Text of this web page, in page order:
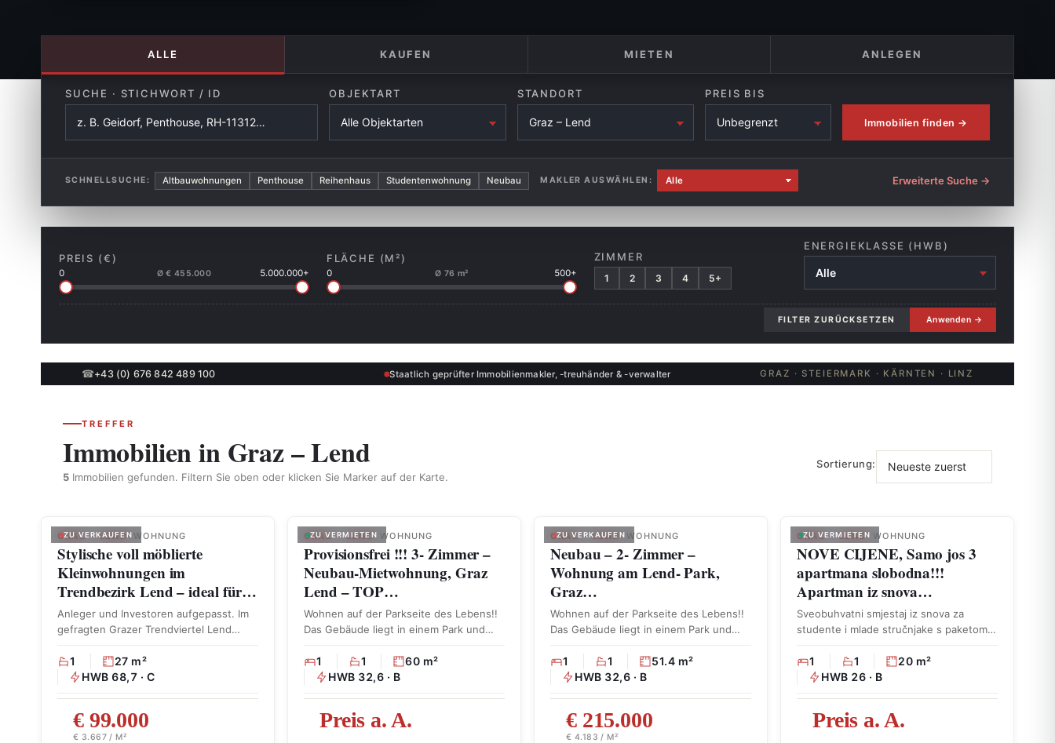
ALLE KAUFEN MIETEN ANLEGEN
SUCHE · STICHWORT / ID OBJEKTART STANDORT PREIS BIS
Immobilien finden →
SCHNELLSUCHE: Altbauwohnungen Penthouse Reihenhaus Studentenwohnung Neubau MAKLER AUSWÄHLEN: Erweiterte Suche →
PREIS (€)
0 Ø € 455.000 5.000.000+
FLÄCHE (M²)
0 Ø 76 m² 500+
ZIMMER
1 2 3 4 5+
ENERGIEKLASSE (HWB)
FILTER ZURÜCKSETZEN Anwenden →
☎+43 (0) 676 842 489 100 Staatlich geprüfter Immobilienmakler, -treuhänder & -verwalter GRAZ · STEIERMARK · KÄRNTEN · LINZ
TREFFER
Immobilien in Graz – Lend
5 Immobilien gefunden. Filtern Sie oben oder klicken Sie Marker auf der Karte.
Sortierung:
ZU VERKAUFEN
GRAZ – LEND· WOHNUNG
Stylische voll möblierte
Kleinwohnungen im
Trendbezirk Lend – ideal für…
Anleger und Investoren aufgepasst. Im
gefragten Grazer Trendviertel Lend
bestehend …
1
27 m²
HWB 68,7 · C
€ 99.000
€ 3.667 / M²
ZU VERMIETEN
GRAZ – LEND· WOHNUNG
Provisionsfrei !!! 3- Zimmer –
Neubau-Mietwohnung, Graz
Lend – TOP…
Wohnen auf der Parkseite des Lebens!!
Das Gebäude liegt in einem Park und
1 1
60 m²
HWB 32,6 · B
Preis a. A.
ZU VERKAUFEN
GRAZ – LEND· WOHNUNG
Neubau – 2- Zimmer –
Wohnung am Lend- Park,
Graz…
Wohnen auf der Parkseite des Lebens!!
Das Gebäude liegt in einem Park und
1 1
51.4 m²
HWB 32,6 · B
€ 215.000
€ 4.183 / M²
ZU VERMIETEN
GRAZ – LEND· WOHNUNG
NOVE CIJENE, Samo jos 3
apartmana slobodna!!!
Apartman iz snova…
Sveobuhvatni smjestaj iz snova za
studente i mlade stručnjake s paketom
1 1
20 m²
HWB 26 · B
Preis a. A.